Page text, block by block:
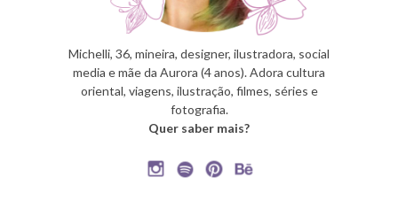
Michelli, 36, mineira, designer, ilustradora, social
media e mãe da Aurora (4 anos). Adora cultura
oriental, viagens, ilustração, filmes, séries e
fotografia.
Quer saber mais?